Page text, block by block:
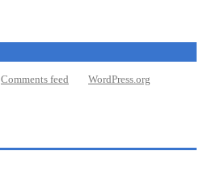
Comments feed WordPress.org